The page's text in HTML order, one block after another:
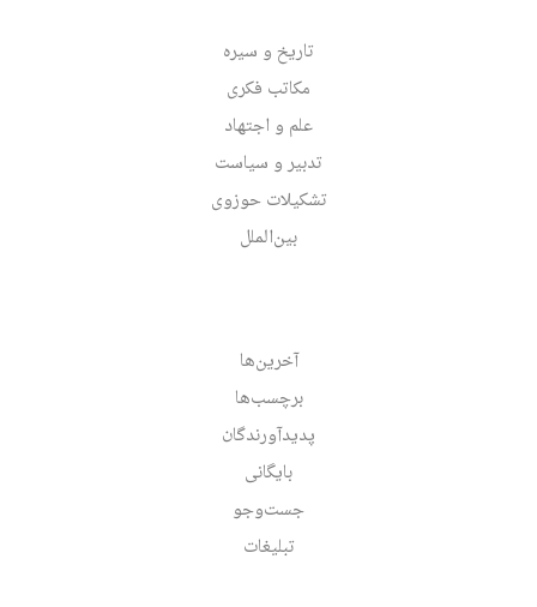
تاریخ و سیره
مکاتب فکری
علم و اجتهاد
تدبیر و سیاست
تشکیلات حوزوی
بین‌الملل
آخرین‌ها
برچسب‌ها
پدیدآورندگان
بایگانی
جست‌وجو
تبلیغات